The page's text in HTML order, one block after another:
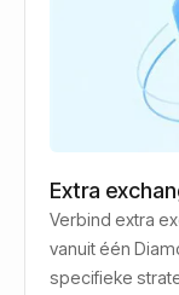
Extra
Verbind extra
vanuit één
specifieke